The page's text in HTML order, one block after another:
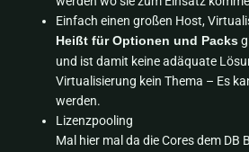
Einfach einen großen Host,
Heißt für Optionen und Packs
und ist damit keine adäquate
Virtualisierung kein Thema – Es
werden.
Lizenzpooling
Mal hier mal da die Cores dem DB